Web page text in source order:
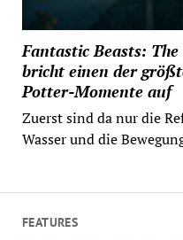
Fantastic Beasts:
bricht einen der
Potter-Momente auf
Zuerst sind da nur die
Wasser und die
FEATURES